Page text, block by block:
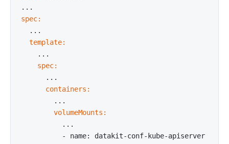
spec:
  template:
    spec:
      containers:
        volumeMounts:
          ...